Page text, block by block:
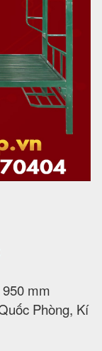
mm
Phòng, Kí